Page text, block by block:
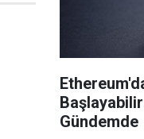
Gündemde